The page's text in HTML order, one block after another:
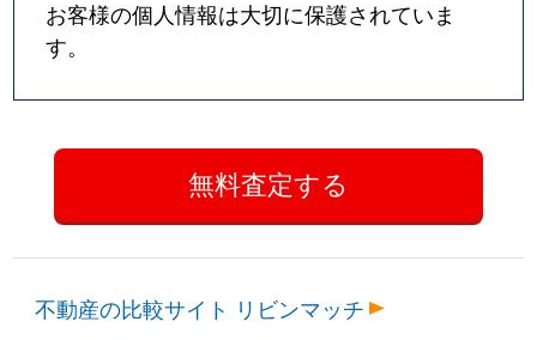
お客様の個人情報は大切に保護されていま
す。
不動産の比較サイト リビンマッチ